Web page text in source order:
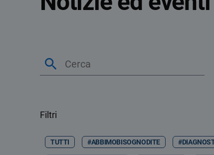
Filtri
TUTTI #ABBIMOBISOGNODITE